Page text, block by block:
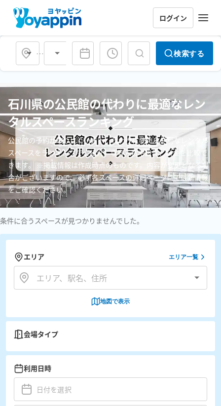
ログイン
会場タイプ 検索する
石川県の公民館の代わりに最適なレン
タルスペースランキング
公民館の予約が取りにくい方へ、代わりに使える便利なレンタル
スペースをランキングでご紹介。収容人数や設備、料金を比較で
きます。 ※掲載情報は作成時点のものです。内容が変更となる場
合がございますので、 必ず各スペースの詳細ページにて最新情報
をご確認ください。
条件に合うスペースが見つかりませんでした。
エリア エリア一覧
地図で表示
会場タイプ
利用日時